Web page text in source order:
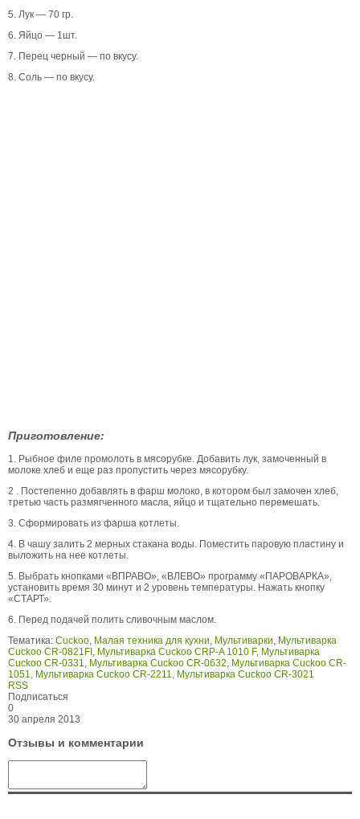
5. Лук — 70 гр.
6. Яйцо — 1шт.
7. Перец черный — по вкусу.
8. Соль — по вкусу.
Приготовление:
1. Рыбное филе промолоть в мясорубке. Добавить лук, замоченный в
молоке хлеб и еще раз пропустить через мясорубку.
2 . Постепенно добавлять в фарш молоко, в котором был замочен хлеб,
третью часть размягченного масла, яйцо и тщательно перемешать.
3. Сформировать из фарша котлеты.
4. В чашу залить 2 мерных стакана воды. Поместить паровую пластину и
выложить на нее котлеты.
5. Выбрать кнопками «ВПРАВО», «ВЛЕВО» программу «ПАРОВАРКА»,
установить время 30 минут и 2 уровень температуры. Нажать кнопку
«СТАРТ».
6. Перед подачей полить сливочным маслом.
Тематика: Cuckoo, Малая техника для кухни, Мультиварки, Мультиварка
Cuckoo CR-0821FI , Мультиварка Cuckoo CRP-A 1010 F, Мультиварка
Cuckoo CR-0331, Мультиварка Cuckoo CR-0632, Мультиварка Cuckoo CR-
1051, Мультиварка Cuckoo CR-2211, Мультиварка Cuckoo CR-3021
RSS
Подписаться
0
30 апреля 2013
Отзывы и комментарии